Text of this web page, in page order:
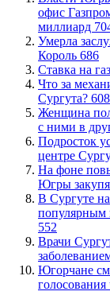
офис
миллиард
​Умерла
Король 686
Ставка на газ
​Что за
Сургута? 608
Женщина
с ними в
Подросток
центре
На фоне
Югры
В Сургуте
популярным
552
​Врачи
Югорчане